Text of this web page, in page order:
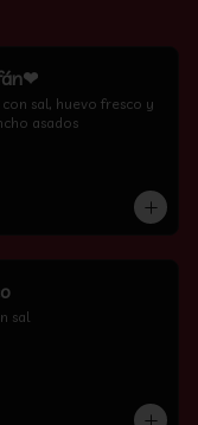
sal, huevo fresco y
asados
sal